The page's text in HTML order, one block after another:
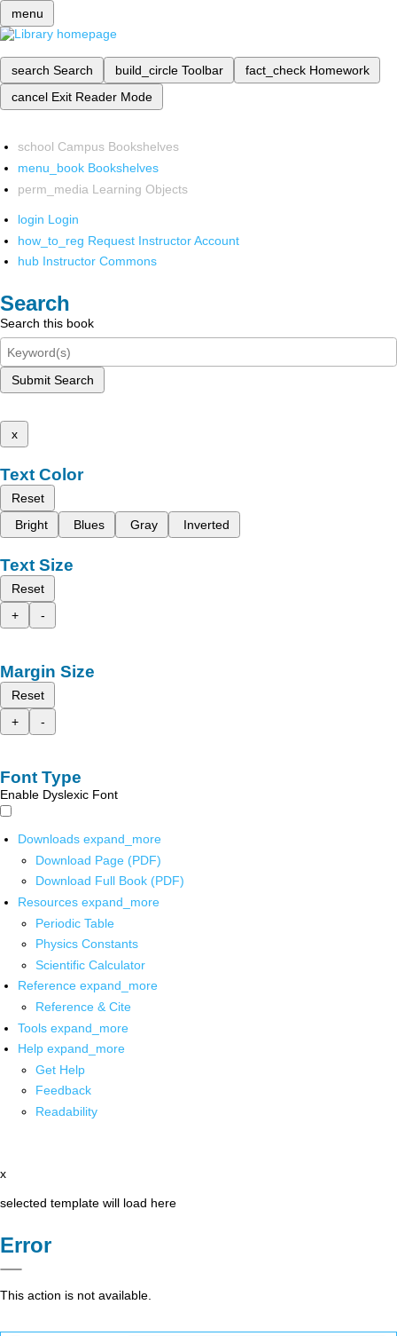
menu
search Search build_circle Toolbar fact_check Homework
cancel Exit Reader Mode
school Campus Bookshelves
menu_book Bookshelves
perm_media Learning Objects
login Login
how_to_reg Request Instructor Account
hub Instructor Commons
Search
Search this book
Submit Search
x
Text Color
Reset
Bright
Blues Gray Inverted
Text Size
Reset
+
-
Margin Size
Reset
+
-
Font Type
Enable Dyslexic Font
Downloads expand_more
Download Page (PDF)
Download Full Book (PDF)
Resources expand_more
Periodic Table
Physics Constants
Scientific Calculator
Reference expand_more
Reference & Cite
Tools expand_more
Help expand_more
Get Help
Feedback
Readability
x
selected template will load here
Error
This action is not available.